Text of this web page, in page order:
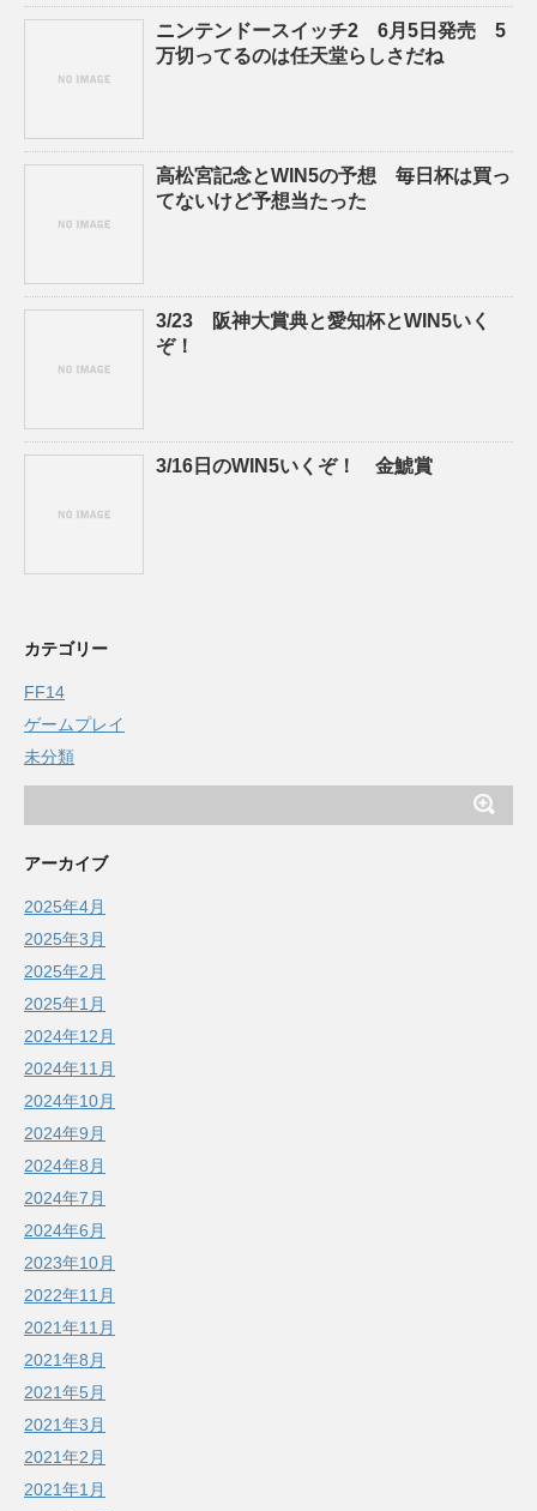
ニンテンドースイッチ2 6月5日発売 5
万切ってるのは任天堂らしさだね
高松宮記念とWIN5の予想 毎日杯は買っ
てないけど予想当たった
3/23 阪神大賞典と愛知杯とWIN5いく
ぞ！
3/16日のWIN5いくぞ！ 金鯱賞
カテゴリー
FF14
ゲームプレイ
未分類
アーカイブ
2025年4月
2025年3月
2025年2月
2025年1月
2024年12月
2024年11月
2024年10月
2024年9月
2024年8月
2024年7月
2024年6月
2023年10月
2022年11月
2021年11月
2021年8月
2021年5月
2021年3月
2021年2月
2021年1月